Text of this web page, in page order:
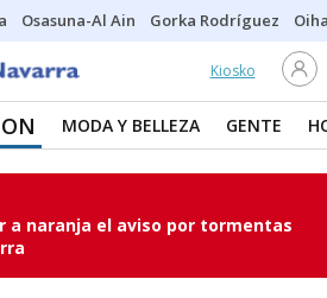
Osasuna-Al Ain Gorka Rodríguez
Kiosko
MODA Y BELLEZA GENTE
a naranja el aviso por tormentas